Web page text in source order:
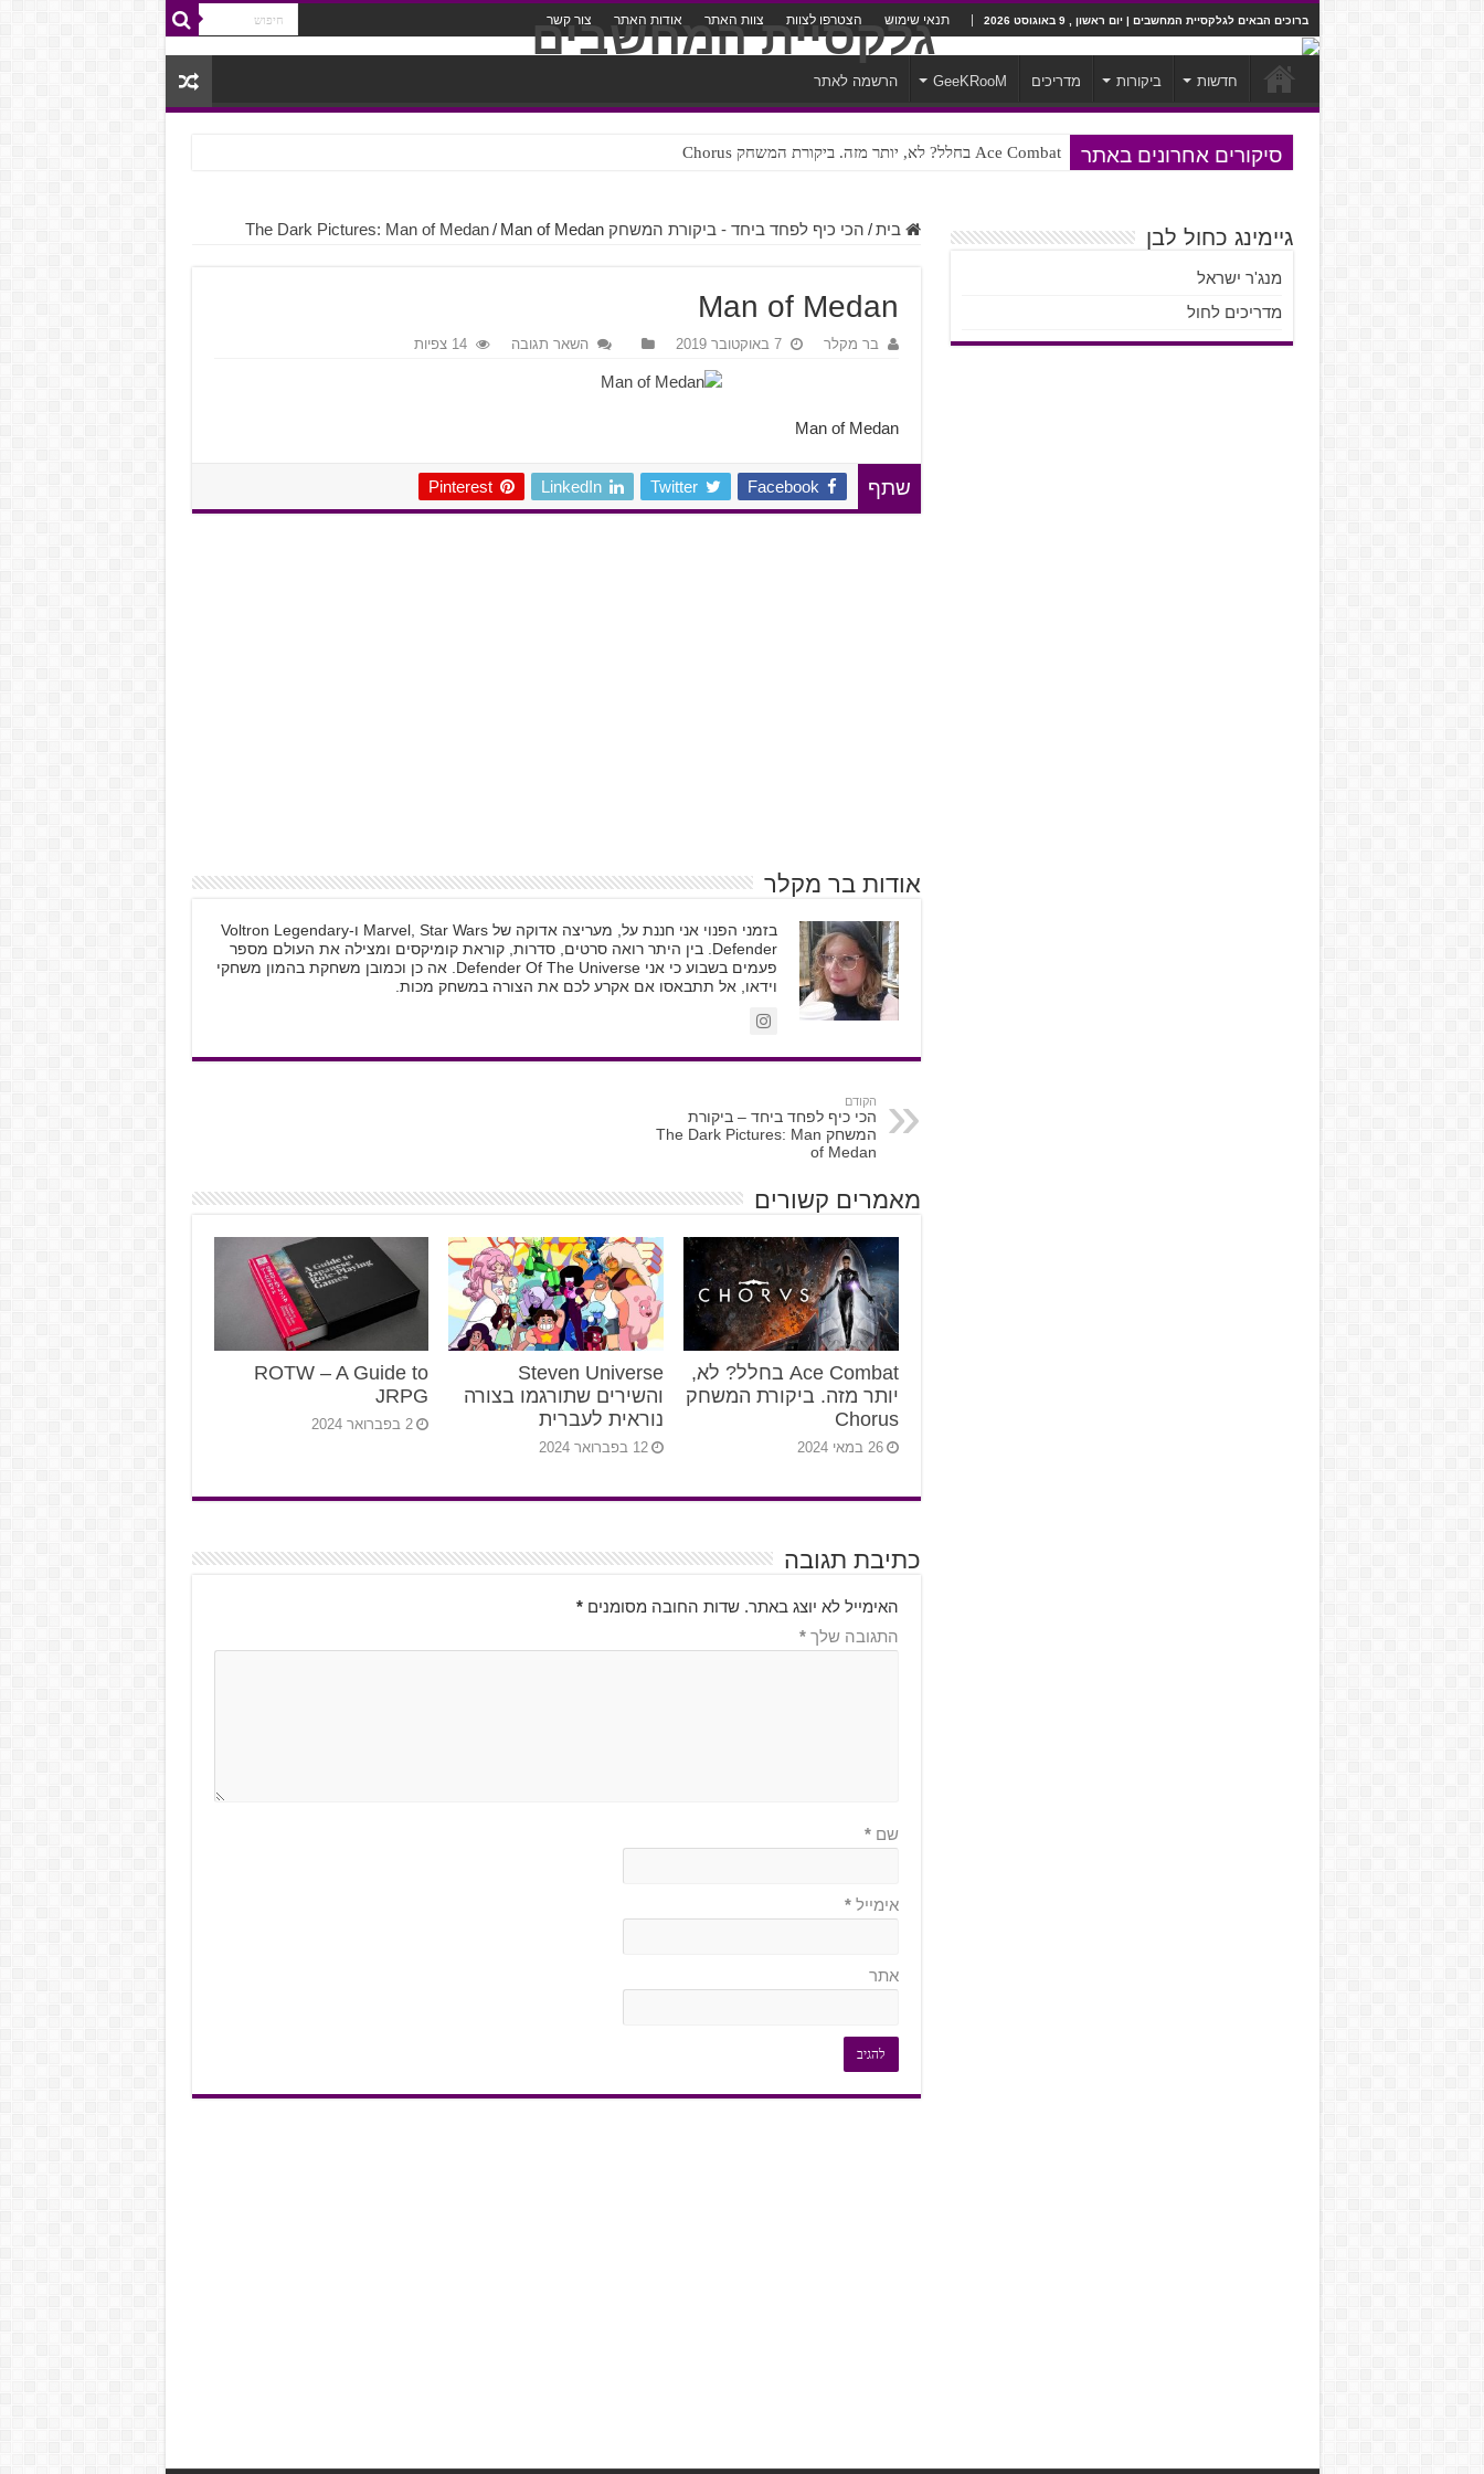
ברוכים הבאים לגלקסיית המחשבים | יום ראשון , 9 באוגוסט 2026 תנאי שימוש הצטרפו לצוות צוות האתר אודות האתר צור קשר
חדשות ביקורות מדריכים GeeKRooM הרשמה לאתר
סיקורים אחרונים באתר Ace Combat בחלל? לא, יותר מזה. ביקורת המשחק Chorus
Steven Universe והשירים שתורגמו בצורה נוראית לעברית
בית / הכי כיף לפחד ביחד - ביקורת המשחק The Dark Pictures: Man of Medan / Man of Medan
Man of Medan
בר מקלר 7 באוקטובר 2019 השאר תגובה 14 צפיות
Man of Medan
שתף Facebook
Twitter
LinkedIn
Pinterest
אודות בר מקלר
בזמני הפנוי אני חננת על, מעריצה אדוקה של Marvel, Star Wars ו-Voltron Legendary
Defender. בין היתר רואה סרטים, סדרות, קוראת קומיקסים ומצילה את העולם מספר
פעמים בשבוע כי אני Defender Of The Universe. אה כן וכמובן משחקת בהמון משחקי
וידאו, אל תתבאסו אם אקרע לכם את הצורה במשחק מכות.
הקודם
הכי כיף לפחד ביחד – ביקורת
המשחק The Dark Pictures: Man
of Medan
מאמרים קשורים
Ace Combat בחלל? לא,
יותר מזה. ביקורת המשחק
Chorus
26 במאי 2024
Steven Universe
והשירים שתורגמו בצורה
נוראית לעברית
12 בפברואר 2024
ROTW – A Guide to
JRPG
2 בפברואר 2024
כתיבת תגובה
האימייל לא יוצג באתר. שדות החובה מסומנים*
התגובה שלך*
שם*
אימייל*
אתר
גיימינג כחול לבן
מנג'ר ישראל
מדריכים לחול